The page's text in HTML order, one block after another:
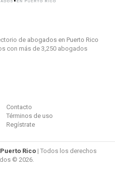
de abogados en Puerto Rico
con más de 3,250 abogados
Contacto
Términos de uso
Regístrate
Rico | Todos los derechos
© 2026.